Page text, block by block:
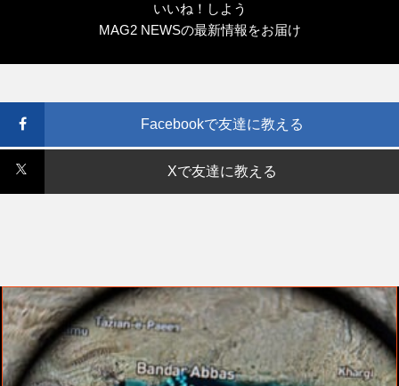
いいね！しよう
MAG2 NEWSの最新情報をお届け
Facebookで友達に教える
Xで友達に教える